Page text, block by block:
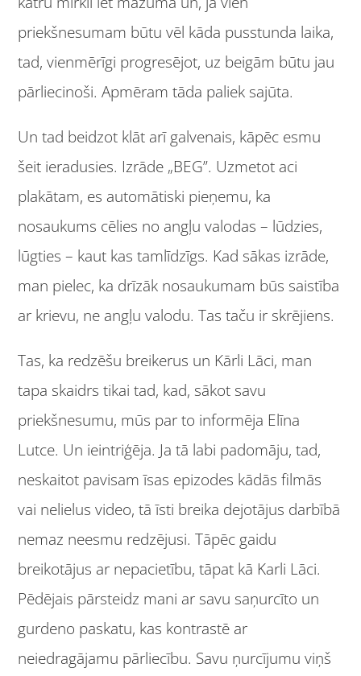
priekšnesumam būtu vēl kāda pusstunda laika,
tad, vienmērīgi progresējot, uz beigām būtu jau
pārliecinoši. Apmēram tāda paliek sajūta.
Un tad beidzot klāt arī galvenais, kāpēc esmu
šeit ieradusies. Izrāde „BEG”. Uzmetot aci
plakātam, es automātiski pieņemu, ka
nosaukums cēlies no angļu valodas – lūdzies,
lūgties – kaut kas tamlīdzīgs. Kad sākas izrāde,
man pielec, ka drīzāk nosaukumam būs saistība
ar krievu, ne angļu valodu. Tas taču ir skrējiens.
Tas, ka redzēšu breikerus un Kārli Lāci, man
tapa skaidrs tikai tad, kad, sākot savu
priekšnesumu, mūs par to informēja Elīna
Lutce. Un ieintriģēja. Ja tā labi padomāju, tad,
neskaitot pavisam īsas epizodes kādās filmās
vai nelielus video, tā īsti breika dejotājus darbībā
nemaz neesmu redzējusi. Tāpēc gaidu
breikotājus ar nepacietību, tāpat kā Karli Lāci.
Pēdējais pārsteidz mani ar savu saņurcīto un
gurdeno paskatu, kas kontrastē ar
neiedragājamu pārliecību. Savu ņurcījumu viņš